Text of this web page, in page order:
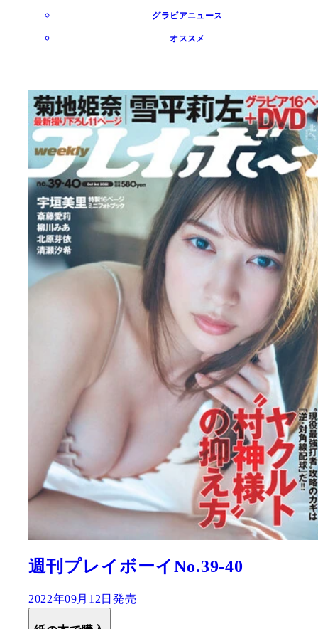
グラビアニュース
オススメ
週刊プレイボーイNo.39-40
2022年09月12日発売